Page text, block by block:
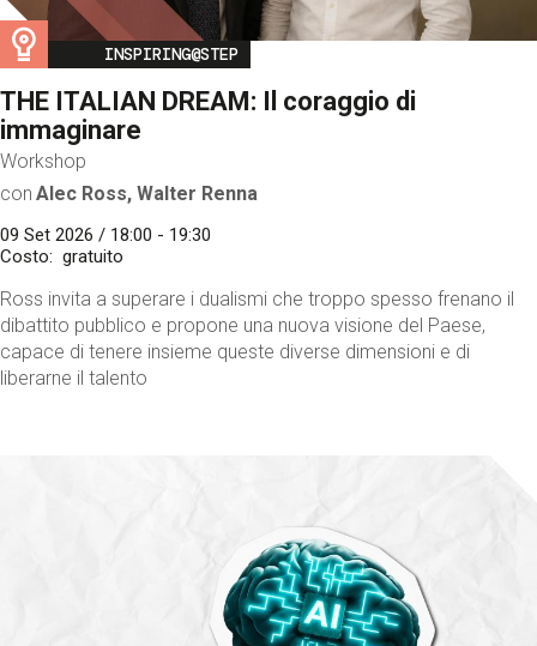
Image
INSPIRING@STEP
THE ITALIAN DREAM: Il coraggio di
immaginare
Workshop
con Alec Ross, Walter Renna
09 Set 2026 / 18:00 - 19:30
Costo
gratuito
Ross invita a superare i dualismi che troppo spesso frenano il
dibattito pubblico e propone una nuova visione del Paese,
capace di tenere insieme queste diverse dimensioni e di
liberarne il talento